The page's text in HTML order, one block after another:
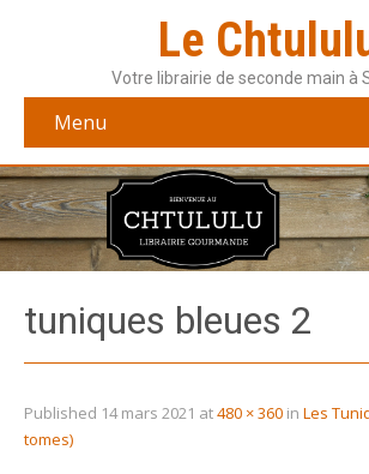
Le
Votre librairie de seconde main à
Menu
tuniques bleues 2
Published 14 mars 2021 at480 × 360 in Les
tomes)